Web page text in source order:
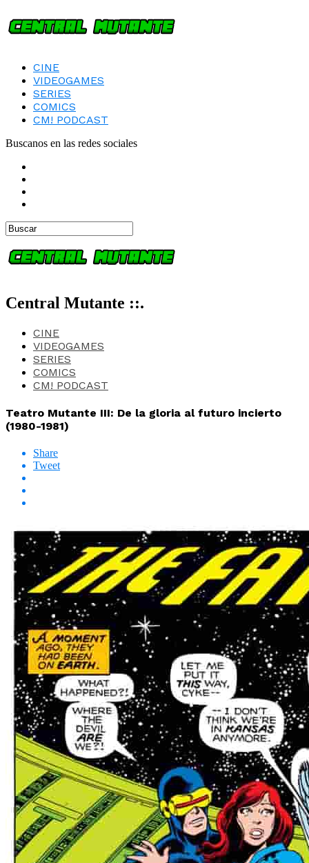
CINE
VIDEOGAMES
SERIES
COMICS
CM! PODCAST
Buscanos en las redes sociales
Central Mutante ::.
CINE
VIDEOGAMES
SERIES
COMICS
CM! PODCAST
Teatro Mutante III: De la gloria al futuro incierto
(1980-1981)
Share
Tweet